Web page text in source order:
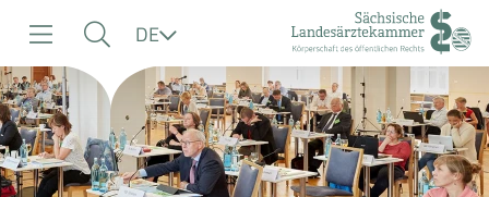
Navigation
Suche
Inhalt
DE
©SLAEK